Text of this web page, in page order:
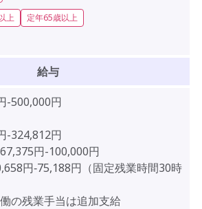
上 定年65歳以上
給与
-500,000円
-324,812円
円-100,000円
円‐75,188円（固定残業時間30時
の残業手当は追加支給